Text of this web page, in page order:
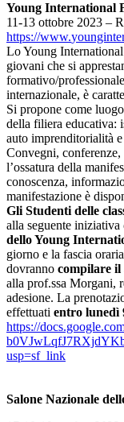
Young International
11-13 ottobre 2023 –
https://www.
Lo Young
giovani che si
formativo/
internazionale, è
Si propone come
della filiera educativa:
auto imprenditorialità
Convegni,
l’ossatura della
conoscenza,
manifestazione è
Gli Studenti delle
alla seguente iniziativa
dello Young
giorno e la fascia
dovranno compilare il
alla prof.ssa Morgani,
adesione. La
effettuati entro lunedì
https://
usp=sf_link
Salone Nazionale